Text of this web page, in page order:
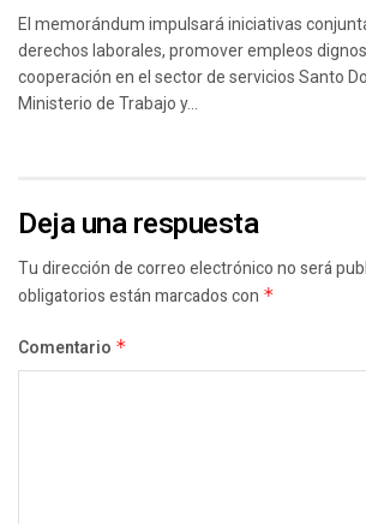
El memorándum impulsará iniciativas
derechos laborales, promover empleos
cooperación en el sector de servicios Santo
Ministerio de Trabajo y...
Deja una respuesta
Tu dirección de correo electrónico no será
obligatorios están marcados con *
Comentario *